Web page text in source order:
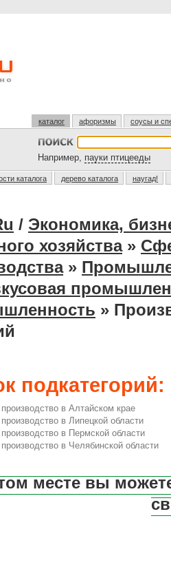
каталог афоризмы соусы и
Например, пауки птицееды
каталога дерево каталога наугад!
/ Экономика,
хозяйства»
»
»
подкатегорий:
в Алтайском крае
в Липецкой области
в Пермской области
в Челябинской области
месте вы